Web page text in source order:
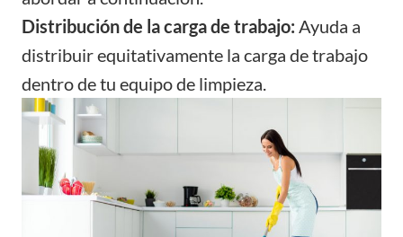
Distribución de la carga de trabajo: Ayuda a
distribuir equitativamente la carga de trabajo
dentro de tu equipo de limpieza.